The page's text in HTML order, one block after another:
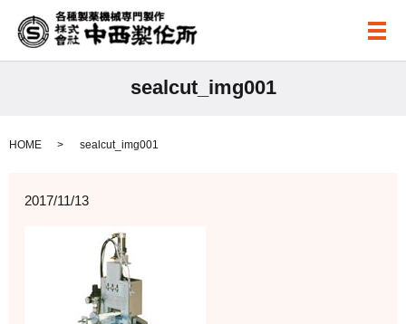
メ
sealcut_img001
HOME sealcut_img001
2017/11/13